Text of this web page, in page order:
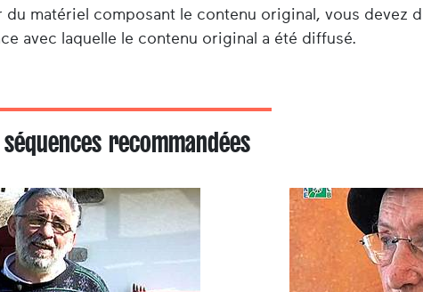
matériel composant le contenu original, vous devez
avec laquelle le contenu original a été diffusé.
recommandées